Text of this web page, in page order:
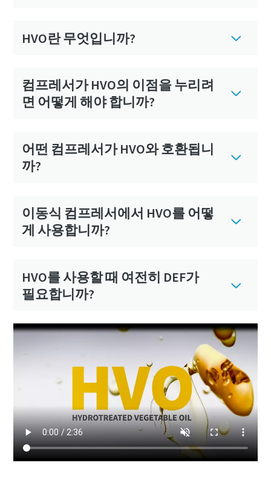
HVO란 무엇입니까?
컴프레서가 HVO의 이점을 누리려
면 어떻게 해야 합니까?
어떤 컴프레서가 HVO와 호환됩니
까?
이동식 컴프레서에서 HVO를 어떻
게 사용합니까?
HVO를 사용할 때 여전히 DEF가
필요합니까?